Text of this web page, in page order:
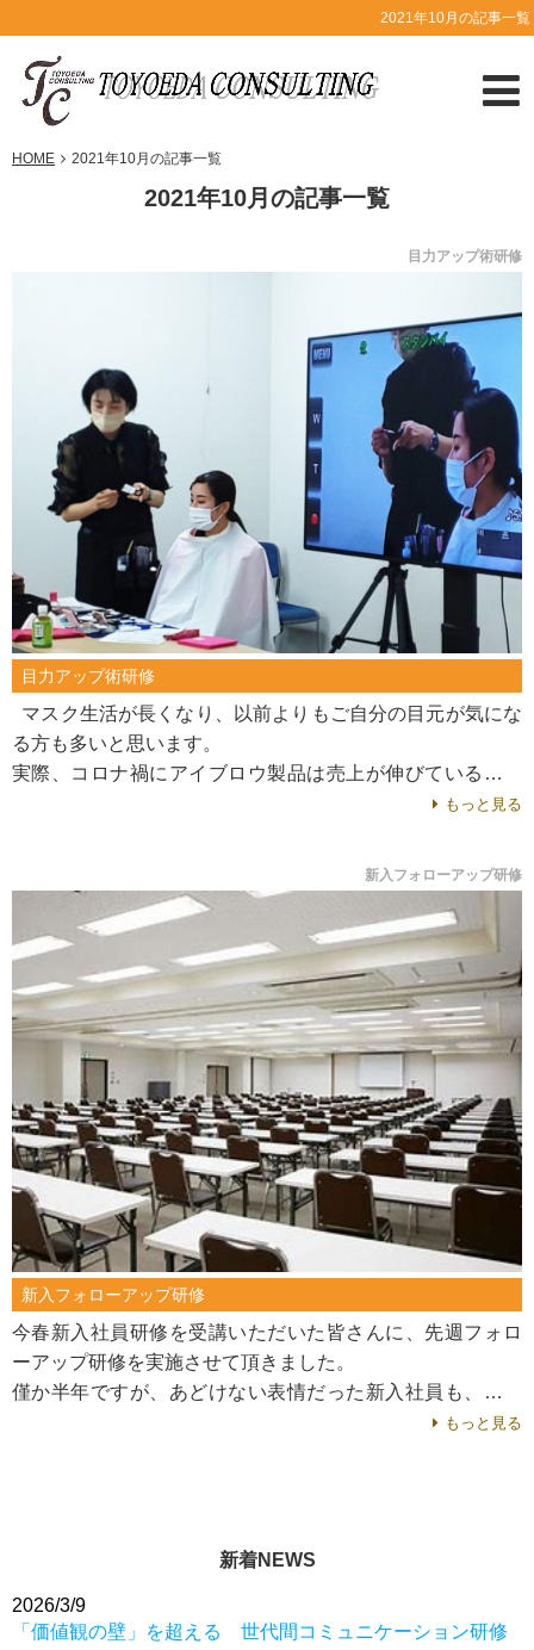
2021年10月の記事一覧
HOME 2021年10月の記事一覧
2021年10月の記事一覧
目力アップ術研修
目力アップ術研修
マスク生活が長くなり、以前よりもご自分の目元が気にな
る方も多いと思います。
実際、コロナ禍にアイブロウ製品は売上が伸びているそう
です。 そこで、現場で頑張っているスタッフの皆様が、
もっと見る
新入フォローアップ研修
新入フォローアップ研修
今春新入社員研修を受講いただいた皆さんに、先週フォロ
ーアップ研修を実施させて頂きました。
僅か半年ですが、あどけない表情だった新入社員も、どこ
もっと見る
新着NEWS
2026/3/9
「価値観の壁」を超える 世代間コミュニケーション研修